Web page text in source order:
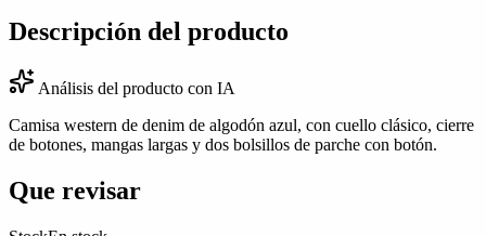
Descripción del producto
Análisis del producto con IA
Camisa western de denim de algodón azul, con cuello clásico, cierre
de botones, mangas largas y dos bolsillos de parche con botón.
Que revisar